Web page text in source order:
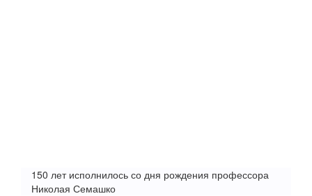
150 лет исполнилось со дня рождения профессора
Николая Семашко